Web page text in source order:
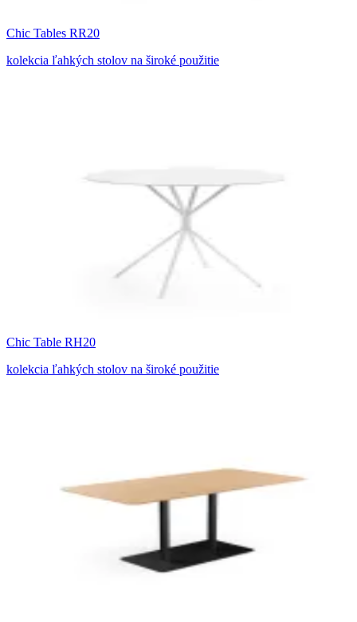
Chic Tables RR20
kolekcia ľahkých stolov na široké použitie
Chic Table RH20
kolekcia ľahkých stolov na široké použitie